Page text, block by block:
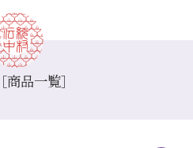
［商品一覧］